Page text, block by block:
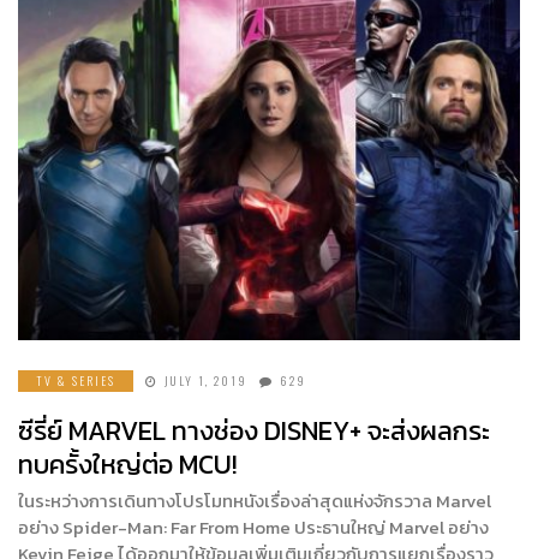
TV & SERIES JULY 1, 2019 629
ซีรี่ย์ MARVEL ทางช่อง DISNEY+ จะส่งผลกระ
ทบครั้งใหญ่ต่อ MCU!
ในระหว่างการเดินทางโปรโมทหนังเรื่องล่าสุดแห่งจักรวาล Marvel
อย่าง Spider-Man: Far From Home ประธานใหญ่ Marvel อย่าง
Kevin Feige ได้ออกมาให้ข้อมูลเพิ่มเติมเกี่ยวกับการแยกเรื่องราว